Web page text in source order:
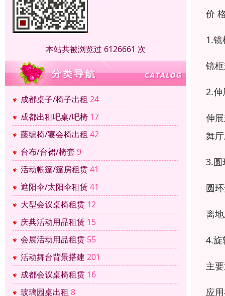
本站共被浏览过 6126661 次
成都桌子/椅子出租 24
成都出租吧桌/吧椅 17
藤编椅/宴会椅出租 42
台布/台裙/椅套 9
活动帐篷/篷房租赁41
遮阳伞/太阳伞租赁41
大型会议桌椅租赁 12
庆典活动用品租赁 15
会展活动用品租赁 55
活动舞台背景搭建 201
成都会议桌椅租赁 16
玻璃园桌出租 8
价
1.
镜
2.伸
伸
舞
3.圆
圆
离
4.旋
主
应